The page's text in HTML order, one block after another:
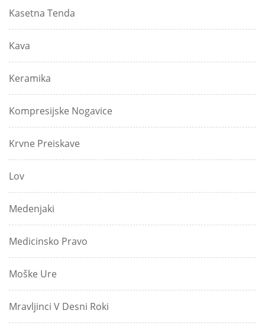
Kasetna Tenda
Kava
Keramika
Kompresijske Nogavice
Krvne Preiskave
Lov
Medenjaki
Medicinsko Pravo
Moške Ure
Mravljinci V Desni Roki